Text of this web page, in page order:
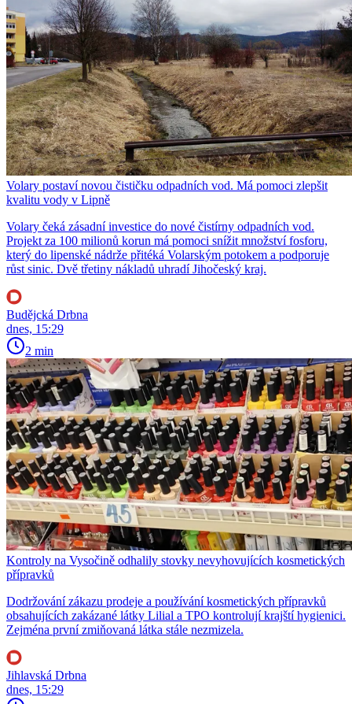
Volary postaví novou čističku odpadních vod. Má pomoci zlepšit
kvalitu vody v Lipně
Volary čeká zásadní investice do nové čistírny odpadních vod.
Projekt za 100 milionů korun má pomoci snížit množství fosforu,
který do lipenské nádrže přitéká Volarským potokem a podporuje
růst sinic. Dvě třetiny nákladů uhradí Jihočeský kraj.
Budějcká Drbna
dnes, 15:29
2 min
Kontroly na Vysočině odhalily stovky nevyhovujících kosmetických
přípravků
Dodržování zákazu prodeje a používání kosmetických přípravků
obsahujících zakázané látky Lilial a TPO kontrolují krajští hygienici.
Zejména první zmiňovaná látka stále nezmizela.
Jihlavská Drbna
dnes, 15:29